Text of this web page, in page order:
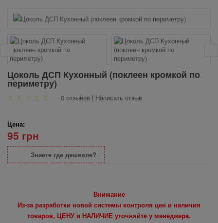
Цоколь ДСП Кухонный (поклеен кромкой по
периметру)
0 отзывов | Написать отзыв
Цена:
95 грн
Знаете где дешевле?
Внимание
Из-за разработки новой системы контроля цен и наличия
товаров, ЦЕНУ и НАЛИЧИЕ уточняйте у менеджера.